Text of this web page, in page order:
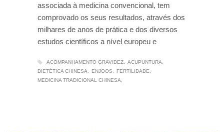
associada à medicina convencional, tem
comprovado os seus resultados, através dos
milhares de anos de prática e dos diversos
estudos científicos a nível europeu e
ACOMPANHAMENTO GRAVIDEZ
ACUPUNTURA
DIETÉTICA CHINESA
ENJOOS
FERTILIDADE
MEDICINA TRADICIONAL CHINESA